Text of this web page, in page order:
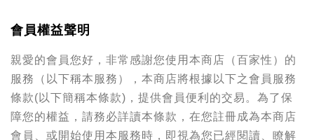
會員權益聲明
親愛的會員您好，非常感謝您使用本商店（百家性）的
服務（以下稱本服務），本商店將根據以下之會員服務
條款(以下簡稱本條款)，提供會員便利的交易。為了保
障您的權益，請務必詳讀本條款，在您註冊成為本商店
會員、或開始使用本服務時，即視為您已經閱讀、瞭解